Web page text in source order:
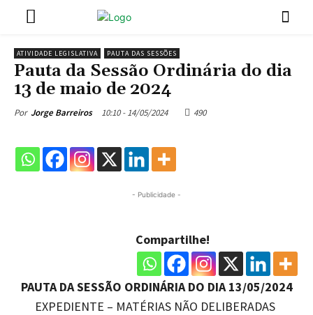
ATIVIDADE LEGISLATIVA PAUTA DAS SESSÕES
Pauta da Sessão Ordinária do dia
13 de maio de 2024
Por Jorge Barreiros 10:10 - 14/05/2024 490
- Publicidade -
Compartilhe!
PAUTA DA SESSÃO ORDINÁRIA DO DIA 13/05/2024
EXPEDIENTE – MATÉRIAS NÃO DELIBERADAS